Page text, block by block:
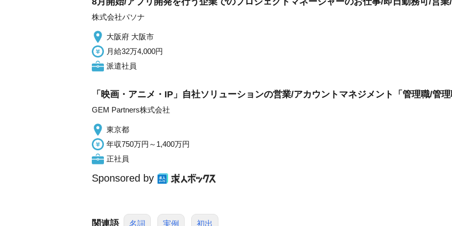
株式会社パソナ
大阪府 大阪市
月給32万4,000円
派遣社員
「映画・アニメ・IP」自社ソリューションの営業/アカウントマネジメント「管理職/管
GEM Partners株式会社
東京都
年収750万円～1,400万円
正社員
Sponsored by
関連語 名詞 実例 初出